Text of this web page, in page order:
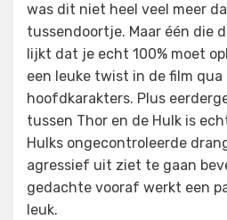
was dit niet heel veel meer
tussendoortje. Maar één die
lijkt dat je echt 100% moet
een leuke twist in de film
hoofdkarakters. Plus
tussen Thor en de Hulk is
Hulks ongecontroleerde
agressief uit ziet te gaan
gedachte vooraf werkt een
leuk.